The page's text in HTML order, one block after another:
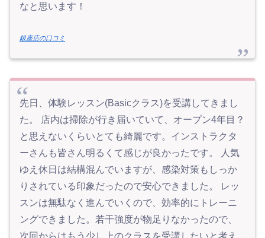
なと思います！
銀座店の口コミ
先日、体験レッスン(Basicクラス)を受講してきまし
た。 店内は掃除が行き届いていて、オープン4年目？
と思えないくらいとても綺麗です。インストラクタ
ーさんも皆さん明るくて感じが良かったです。 人気
ゆえ休日は結構混んでいますが、感染対策もしっか
りされている印象だったので安心できました。 レッ
スンは無駄なく進んでいくので、効率的にトレーニ
ングできました。若干強度が物足りなかったので、
次回からはもう少し上のクラスを受講したいと考え